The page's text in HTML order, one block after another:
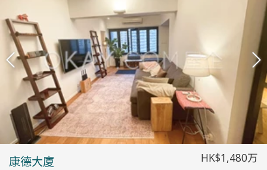
康德大廈 HK$1,480万